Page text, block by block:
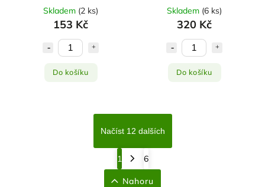
Skladem (2 ks)
153 Kč
Do košíku
Zolux
Skladem (6 ks)
320 Kč
Do košíku
Načíst 12 dalších
1 6
Nahoru